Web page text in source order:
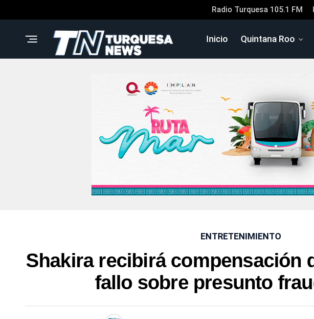
Radio Turquesa 105.1 FM
Inicio Quintana Roo
ENTRETENIMIENTO
Shakira recibirá compensación
fallo sobre presunto